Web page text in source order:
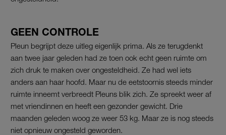
GEEN CONTROLE
Pleun begrijpt deze uitleg eigenlijk prima. Als ze terugdenkt
aan twee jaar geleden had ze toen ook echt geen ruimte om
zich druk te maken over ongesteldheid. Ze had wel iets
anders aan haar hoofd. Maar nu de eetstoornis steeds minder
ruimte inneemt verbreedt Pleuns blik zich. Ze spreekt weer af
met vriendinnen en heeft een gezonder gewicht. Drie
maanden geleden woog ze weer 53 kg. Maar ze is nog steeds
niet opnieuw ongesteld geworden.